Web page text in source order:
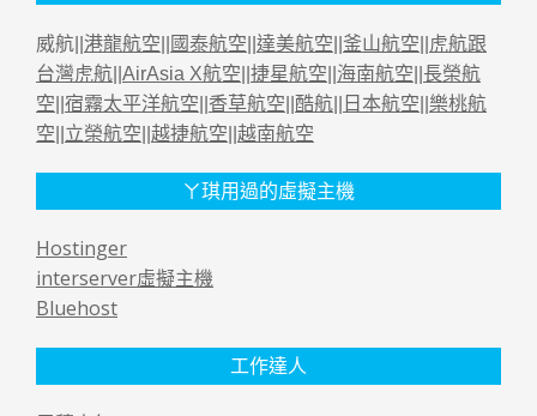
威航|| 港龍航空 國泰航空 達美航空 釜山航空
虎航跟
台灣虎航 AirAsia X航空 捷星航空 海南航空 長榮航
空 宿霧太平洋航空 香草航空 酷航 日本航空 樂桃航
空 立榮航空 越捷航空 越南航空
ㄚ琪用過的虛擬主機
Hostinger
interserver虛擬主機
Bluehost
工作達人